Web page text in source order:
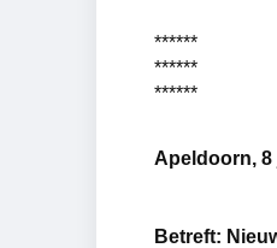
******
******
******
Apeldoorn, 8
Betreft: